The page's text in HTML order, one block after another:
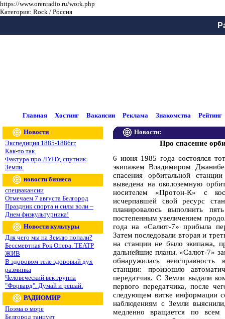
https://www.orenradio.ru/work.php
Категория: Rock / Россия
Главная Хостинг Вакансии Реклама Знакомства Рейтинг
Новости
Экспедиция 1885-1886гг
Как-то так
Фактура про ЛУНУ, спутник
Земли.
новости бизнеса
спецвакансии
Отмечаем 7 августа Белгород
Праздник спорта и силы воли –
Днем физкультурника!
Новости культуры
Для чего мы на Землю попали?
Бессмертная Рок Опера. ТЕАТР
ЖИВ
В здоровом теле здоровый дух
разминка
Человеческий век группа
"Форвард". Думай и решай.
РАДИОМИР
Поэма о море
Белгород танцует
Новости:
Про спасение
6 июня 1985 года состоялся
экипажем Владимиром
спасения орбитальной
выведена на околоземную
носителем «Протон-К» с
исчерпавшей свой ресурс
планировалось выполнить
постепенным увеличением
года на «Салют-7» прибыла
Затем последовали вторая и
на станции не было экипажа,
дальнейшие планы. «Салют-7»
обнаружилась
станции: произошло
передатчик. С Земли выдали
первого передатчика, после
следующем витке информации
наблюдениям с Земли
медленно вращается по